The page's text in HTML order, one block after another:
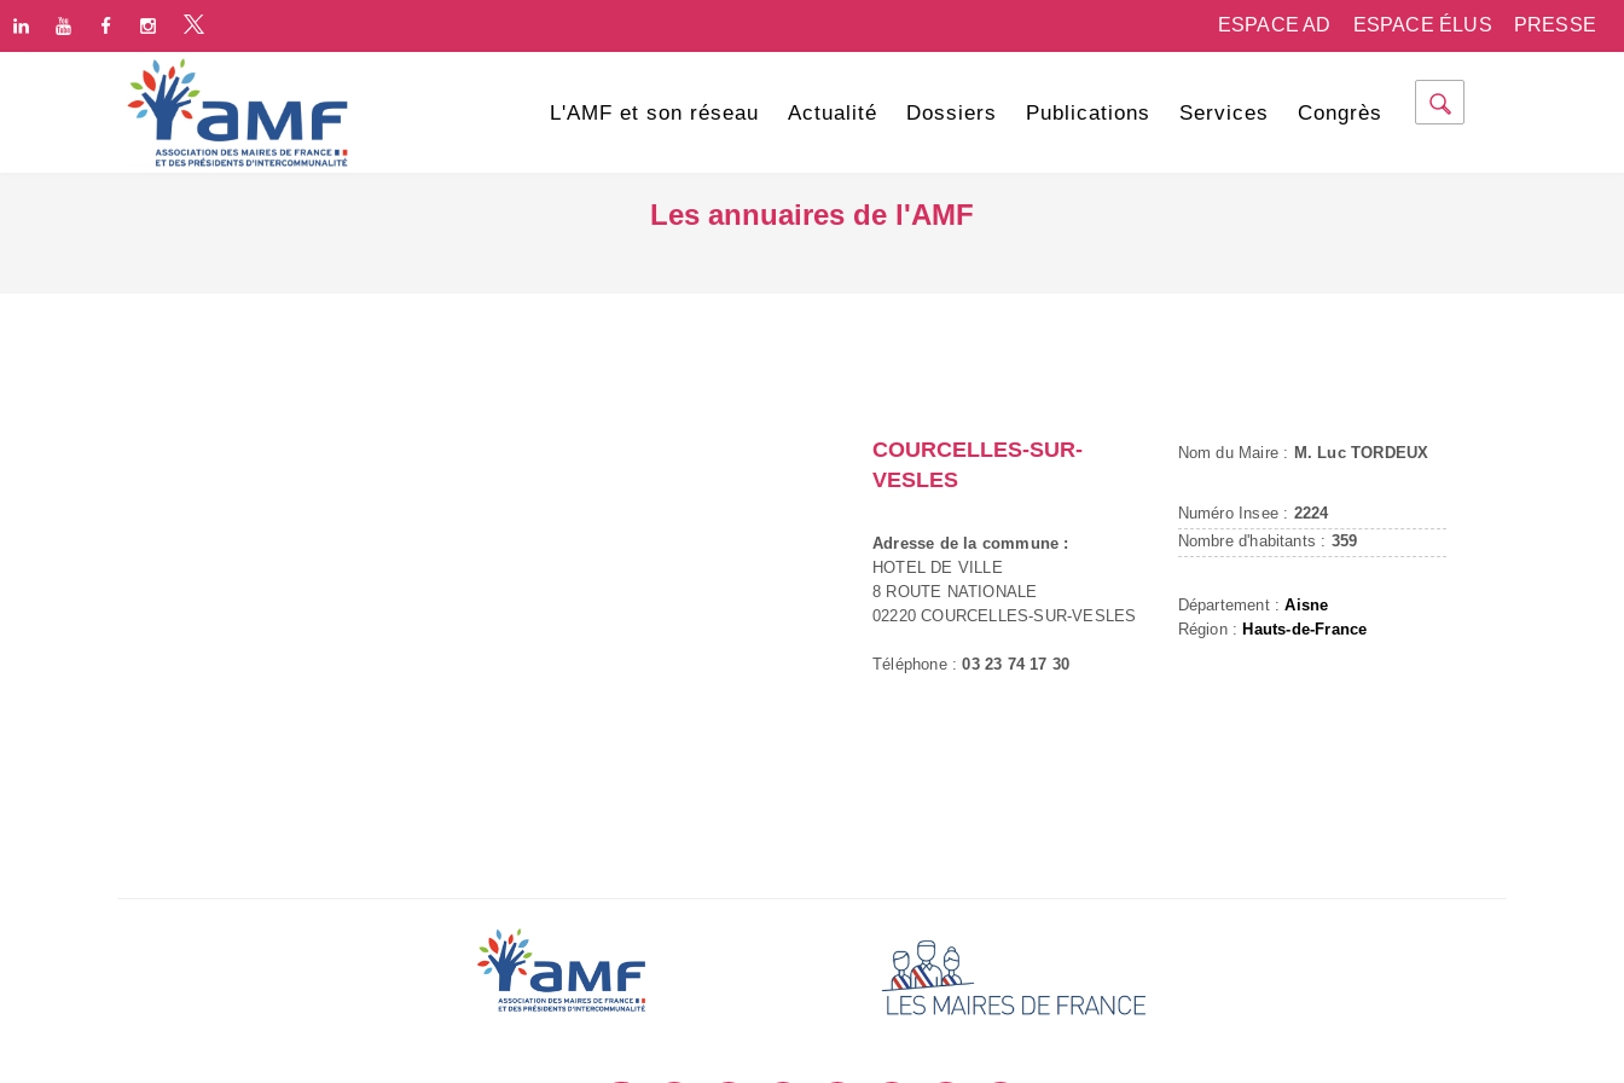
PRESSE
ESPACE ÉLUS
ESPACE AD
L'AMF et son réseau Actualité Dossiers Publications Services Congrès
Les annuaires de l'AMF
COURCELLES-SUR-
VESLES
Adresse de la commune :
HOTEL DE VILLE
8 ROUTE NATIONALE
02220 COURCELLES-SUR-VESLES
Téléphone :03 23 74 17 30
Nom du Maire : M. Luc TORDEUX
Numéro Insee : 2224
Nombre d'habitants : 359
Département :Aisne
Région : Hauts-de-France